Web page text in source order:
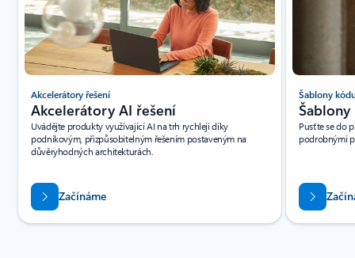
Akcelerátory řešení
Akcelerátory AI řešení
Uvádějte produkty využívající AI na trh rychleji díky
podnikovým, přizpůsobitelným řešením postaveným na
důvěryhodných architekturách.
Začínáme
Šablony
Šablony
Pusťte se do
podrobnými